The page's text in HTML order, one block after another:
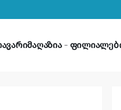
მაღაზია